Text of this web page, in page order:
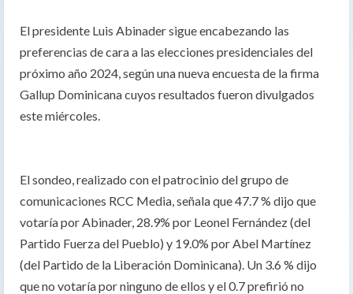
El presidente Luis Abinader sigue encabezando las
preferencias de cara a las elecciones presidenciales del
próximo año 2024, según una nueva encuesta de la firma
Gallup Dominicana cuyos resultados fueron divulgados
este miércoles.
El sondeo, realizado con el patrocinio del grupo de
comunicaciones RCC Media, señala que 47.7 % dijo que
votaría por Abinader, 28.9% por Leonel Fernández (del
Partido Fuerza del Pueblo) y 19.0% por Abel Martínez
(del Partido de la Liberación Dominicana). Un 3.6 % dijo
que no votaría por ninguno de ellos y el 0.7 prefirió no